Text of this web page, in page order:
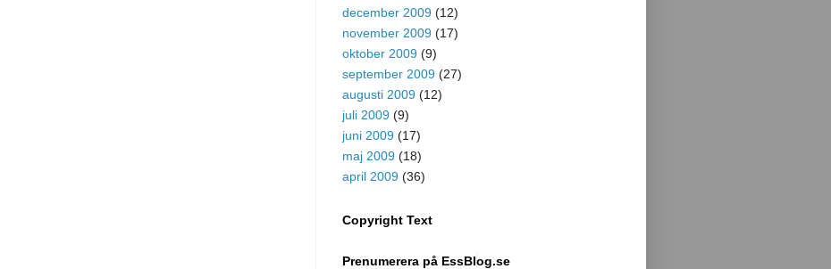
december 2009 (12)
november 2009 (17)
oktober 2009 (9)
september 2009 (27)
augusti 2009 (12)
juli 2009 (9)
juni 2009 (17)
maj 2009 (18)
april 2009 (36)
Copyright Text
Prenumerera på EssBlog.se